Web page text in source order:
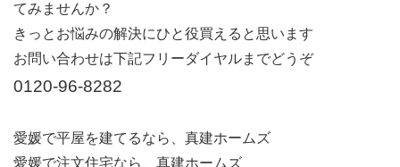
てみませんか？
きっとお悩みの解決にひと役買えると思います
お問い合わせは下記フリーダイヤルまでどうぞ
0120-96-8282
愛媛で平屋を建てるなら、真建ホームズ
愛媛で注文住宅なら、真建ホームズ